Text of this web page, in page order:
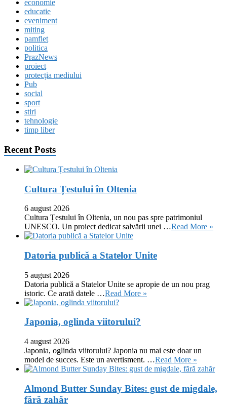
economie
educatie
eveniment
miting
pamflet
politica
PrazNews
proiect
protecția mediului
Pub
social
sport
stiri
tehnologie
timp liber
Recent Posts
Cultura Țestului în Oltenia
6 august 2026
Cultura Țestului în Oltenia, un nou pas spre patrimoniul
UNESCO. Un proiect dedicat salvării unei …Read More »
Datoria publică a Statelor Unite
5 august 2026
Datoria publică a Statelor Unite se apropie de un nou prag
istoric. Ce arată datele …Read More »
Japonia, oglinda viitorului?
4 august 2026
Japonia, oglinda viitorului? Japonia nu mai este doar un
model de succes. Este un avertisment. …Read More »
Almond Butter Sunday Bites: gust de migdale,
fără zahăr